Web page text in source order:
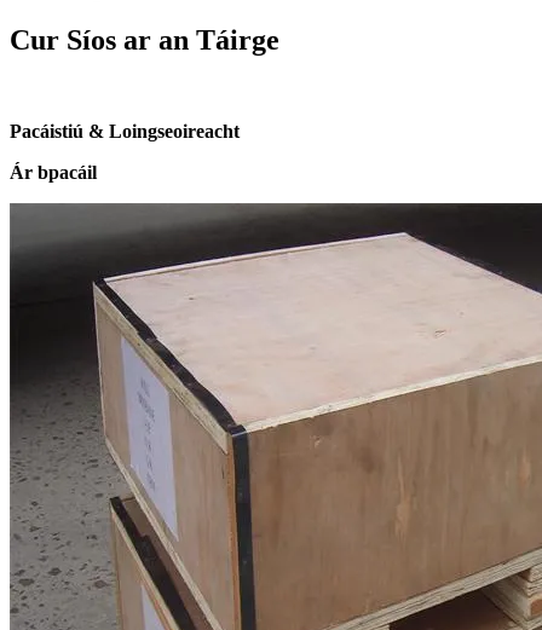
Cur Síos ar an Táirge
Pacáistiú & Loingseoireacht
Ár bpacáil